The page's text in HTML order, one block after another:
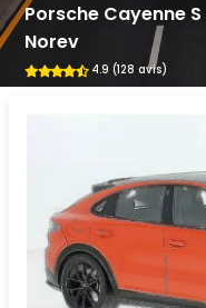
Porsche Cayenne
Norev
4.9 (128 avis)